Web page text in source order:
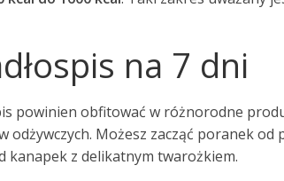
na 7 dni
powinien obfitować w różnorodne
odżywczych. Możesz zacząć poranek od
kanapek z delikatnym twarożkiem.